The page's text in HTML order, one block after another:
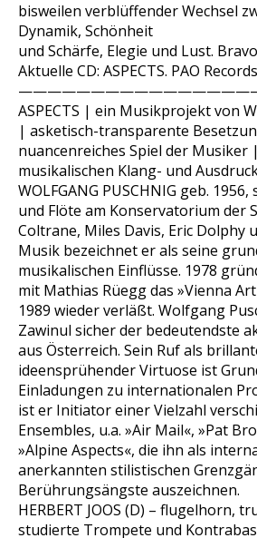
bisweilen verblüffender Wechsel
Dynamik, Schönheit
und Schärfe, Elegie und Lust.
Aktuelle CD: ASPECTS. PAO
ASPECTS | ein Musikprojekt von
| asketisch-transparente
nuancenreiches Spiel der Musiker
musikalischen Klang- und
WOLFGANG PUSCHNIG geb.
und Flöte am Konservatorium der
Coltrane, Miles Davis, Eric Dolphy
Musik bezeichnet er als seine
musikalischen Einflüsse. 1978
mit Mathias Rüegg das »Vienna
1989 wieder verläßt. Wolfgang
Zawinul sicher der bedeutendste
aus Österreich. Sein Ruf als
ideensprühender Virtuose ist
Einladungen zu internationalen
ist er Initiator einer Vielzahl
Ensembles, u.a. »Air Mail«, »Pat
»Alpine Aspects«, die ihn als
anerkannten stilistischen
Berührungsängste auszeichnen.
HERBERT JOOS (D) – flugelhorn,
studierte Trompete und